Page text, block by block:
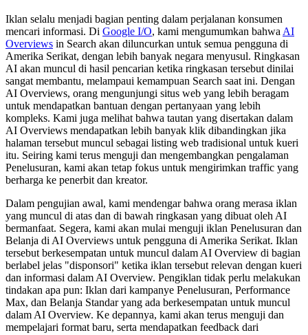
Iklan selalu menjadi bagian penting dalam perjalanan konsumen
mencari informasi. Di Google I/O, kami mengumumkan bahwa AI
Overviews in Search akan diluncurkan untuk semua pengguna di
Amerika Serikat, dengan lebih banyak negara menyusul. Ringkasan
AI akan muncul di hasil pencarian ketika ringkasan tersebut dinilai
sangat membantu, melampaui kemampuan Search saat ini. Dengan
AI Overviews, orang mengunjungi situs web yang lebih beragam
untuk mendapatkan bantuan dengan pertanyaan yang lebih
kompleks. Kami juga melihat bahwa tautan yang disertakan dalam
AI Overviews mendapatkan lebih banyak klik dibandingkan jika
halaman tersebut muncul sebagai listing web tradisional untuk kueri
itu. Seiring kami terus menguji dan mengembangkan pengalaman
Penelusuran, kami akan tetap fokus untuk mengirimkan traffic yang
berharga ke penerbit dan kreator.
Dalam pengujian awal, kami mendengar bahwa orang merasa iklan
yang muncul di atas dan di bawah ringkasan yang dibuat oleh AI
bermanfaat. Segera, kami akan mulai menguji iklan Penelusuran dan
Belanja di AI Overviews untuk pengguna di Amerika Serikat. Iklan
tersebut berkesempatan untuk muncul dalam AI Overview di bagian
berlabel jelas "disponsori" ketika iklan tersebut relevan dengan kueri
dan informasi dalam AI Overview. Pengiklan tidak perlu melakukan
tindakan apa pun: Iklan dari kampanye Penelusuran, Performance
Max, dan Belanja Standar yang ada berkesempatan untuk muncul
dalam AI Overview. Ke depannya, kami akan terus menguji dan
mempelajari format baru, serta mendapatkan feedback dari